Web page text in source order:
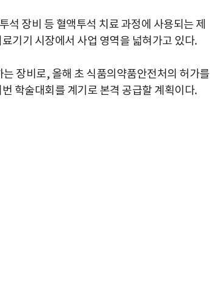
장비 등 혈액투석 치료 과정에 사용되는 제
기기 시장에서 사업 영역을 넓혀가고 있다.
장비로, 올해 초 식품의약품안전처의 허가를
학술대회를 계기로 본격 공급할 계획이다.